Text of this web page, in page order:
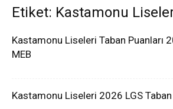
Etiket: Kastamonu
Kastamonu Liseleri Taban Puanları
MEB
Kastamonu Liseleri 2026 LGS Taban